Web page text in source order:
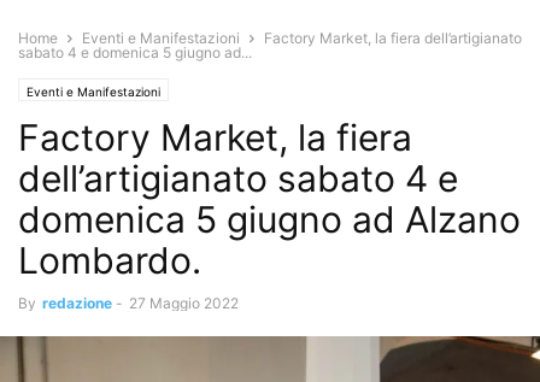
Home Eventi e Manifestazioni
Factory Market, la fiera dell’artigianato
sabato 4 e domenica 5 giugno ad...
Eventi e Manifestazioni
Factory Market, la fiera
dell’artigianato sabato 4 e
domenica 5 giugno ad Alzano
Lombardo.
By redazione - 27 Maggio 2022